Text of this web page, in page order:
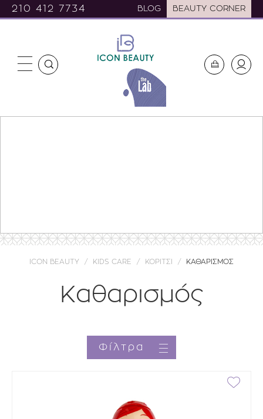
210 412 7734 BLOG BEAUTY CORNER
ICON BEAUTY KIDS CARE ΚΟΡΙΤΣΙ ΚΑΘΑΡΙΣΜΟΣ
Καθαρισμός
Φίλτρα